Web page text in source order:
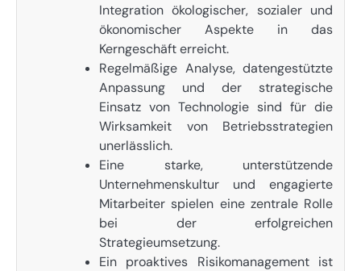
Integration ökologischer, sozialer und
ökonomischer Aspekte in das
Kerngeschäft erreicht.
Regelmäßige Analyse, datengestützte
Anpassung und der strategische
Einsatz von Technologie sind für die
Wirksamkeit von Betriebsstrategien
unerlässlich.
Eine starke, unterstützende
Unternehmenskultur und engagierte
Mitarbeiter spielen eine zentrale Rolle
bei der erfolgreichen
Strategieumsetzung.
Ein proaktives Risikomanagement ist